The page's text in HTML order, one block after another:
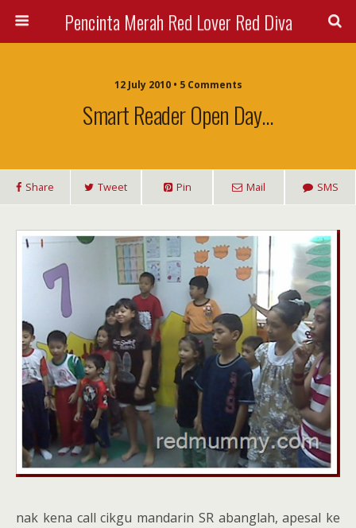
Pencinta Merah Red Lover Red Diva
12 July 2010 • 5 Comments
Smart Reader Open Day…
Share Tweet Pin Mail SMS
nak kena call cikgu mandarin SR abanglah, apesal ke